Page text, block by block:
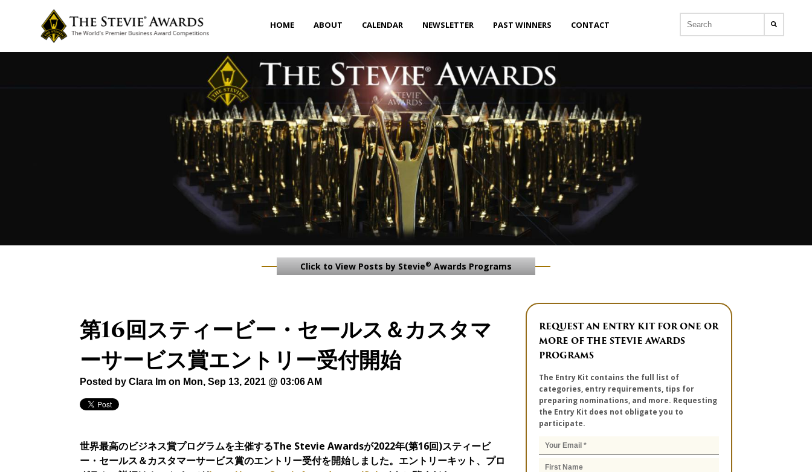
HOME ABOUT CALENDAR NEWSLETTER PAST WINNERS CONTACT
Click to View Posts by Stevie® Awards Programs
第16回スティービー・セールス＆カスタマ
ーサービス賞エントリー受付開始
Posted by Clara Im on Mon, Sep 13, 2021 @ 03:06 AM
世界最高のビジネス賞プログラムを主催するThe Stevie Awardsが2022年(第16回)スティービ
ー・セールス＆カスタマーサービス賞のエントリー受付を開始しました。エントリーキット、プロ
REQUEST AN ENTRY KIT FOR ONE OR
MORE OF THE STEVIE AWARDS
PROGRAMS
The Entry Kit contains the full list of
categories, entry requirements, tips for
preparing nominations, and more. Requesting
the Entry Kit does not obligate you to
participate.